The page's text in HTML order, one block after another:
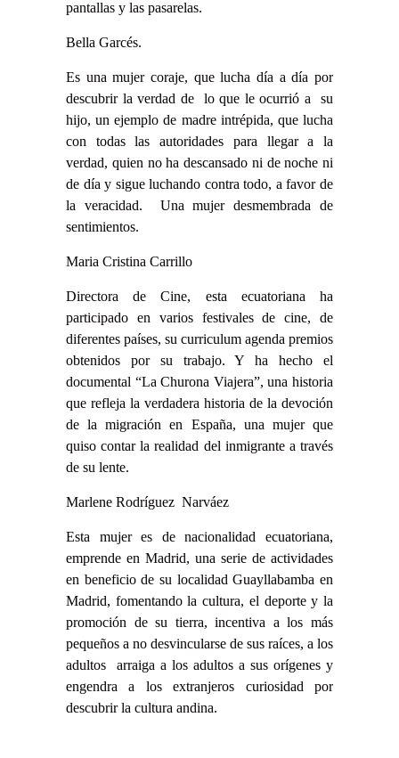
pantallas y las pasarelas.
Bella Garcés.
Es una mujer coraje, que lucha día a día por
descubrir la verdad de lo que le ocurrió a su
hijo, un ejemplo de madre intrépida, que lucha
con todas las autoridades para llegar a la
verdad, quien no ha descansado ni de noche ni
de día y sigue luchando contra todo, a favor de
la veracidad. Una mujer desmembrada de
sentimientos.
Maria Cristina Carrillo
Directora de Cine, esta ecuatoriana ha
participado en varios festivales de cine, de
diferentes países, su curriculum agenda premios
obtenidos por su trabajo. Y ha hecho el
documental “La Churona Viajera”, una historia
que refleja la verdadera historia de la devoción
de la migración en España, una mujer que
quiso contar la realidad del inmigrante a través
de su lente.
Marlene Rodríguez Narváez
Esta mujer es de nacionalidad ecuatoriana,
emprende en Madrid, una serie de actividades
en beneficio de su localidad Guayllabamba en
Madrid, fomentando la cultura, el deporte y la
promoción de su tierra, incentiva a los más
pequeños a no desvincularse de sus raíces, a los
adultos arraiga a los adultos a sus orígenes y
engendra a los extranjeros curiosidad por
descubrir la cultura andina.